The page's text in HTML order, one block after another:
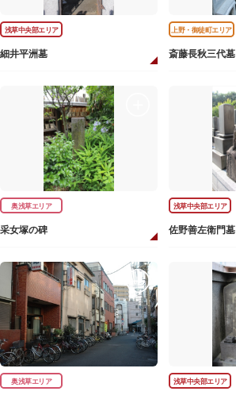
浅草中央部エリア
細井平洲墓
上野・御徒町エリア
斎藤長秋三代墓
奥浅草エリア
采女塚の碑
浅草中央部エリア
佐野善左衛門墓
奥浅草エリア 浅草中央部エリア